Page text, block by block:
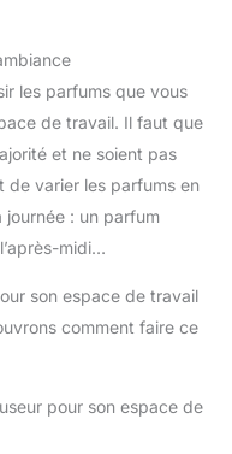
les parfums que vous
de travail. Il faut que
et ne soient pas
de varier les parfums en
: un parfum
midi…
son espace de travail
comment faire ce
pour son espace de